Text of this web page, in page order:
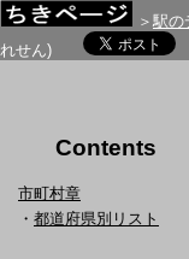
＞ 駅の
れせん)
Contents
市町村章
・ 都道府県別リスト